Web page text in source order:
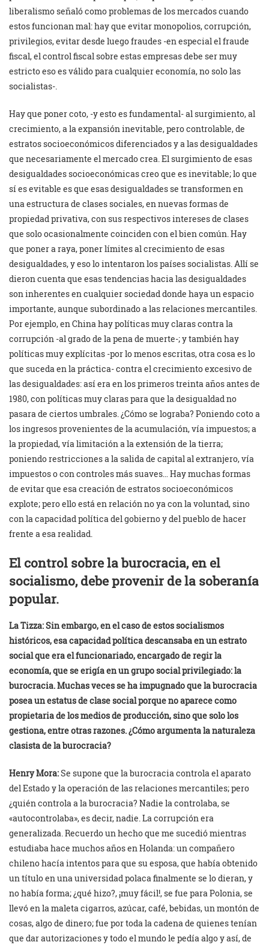
liberalismo señaló como problemas de los mercados cuando
estos funcionan mal: hay que evitar monopolios, corrupción,
privilegios, evitar desde luego fraudes -en especial el fraude
fiscal, el control fiscal sobre estas empresas debe ser muy
estricto eso es válido para cualquier economía, no solo las
socialistas-.
Hay que poner coto, -y esto es fundamental- al surgimiento, al
crecimiento, a la expansión inevitable, pero controlable, de
estratos socioeconómicos diferenciados y a las desigualdades
que necesariamente el mercado crea. El surgimiento de esas
desigualdades socioeconómicas creo que es inevitable; lo que
sí es evitable es que esas desigualdades se transformen en
una estructura de clases sociales, en nuevas formas de
propiedad privativa, con sus respectivos intereses de clases
que solo ocasionalmente coinciden con el bien común. Hay
que poner a raya, poner límites al crecimiento de esas
desigualdades, y eso lo intentaron los países socialistas. Allí se
dieron cuenta que esas tendencias hacia las desigualdades
son inherentes en cualquier sociedad donde haya un espacio
importante, aunque subordinado a las relaciones mercantiles.
Por ejemplo, en China hay políticas muy claras contra la
corrupción -al grado de la pena de muerte-; y también hay
políticas muy explícitas -por lo menos escritas, otra cosa es lo
que suceda en la práctica- contra el crecimiento excesivo de
las desigualdades: así era en los primeros treinta años antes de
1980, con políticas muy claras para que la desigualdad no
pasara de ciertos umbrales. ¿Cómo se lograba? Poniendo coto a
los ingresos provenientes de la acumulación, vía impuestos; a
la propiedad, vía limitación a la extensión de la tierra;
poniendo restricciones a la salida de capital al extranjero, vía
impuestos o con controles más suaves… Hay muchas formas
de evitar que esa creación de estratos socioeconómicos
explote; pero ello está en relación no ya con la voluntad, sino
con la capacidad política del gobierno y del pueblo de hacer
frente a esa realidad.
El control sobre la burocracia, en el
socialismo, debe provenir de la soberanía
popular.
La Tizza:Sin embargo, en el caso de estos socialismos
históricos, esa capacidad política descansaba en un estrato
social que era el funcionariado, encargado de regir la
economía, que se erigía en un grupo social privilegiado: la
burocracia. Muchas veces se ha impugnado que la burocracia
posea un estatus de clase social porque no aparece como
propietaria de los medios de producción, sino que solo los
gestiona, entre otras razones. ¿Cómo argumenta la naturaleza
clasista de la burocracia?
Henry Mora:Se supone que la burocracia controla el aparato
del Estado y la operación de las relaciones mercantiles; pero
¿quién controla a la burocracia? Nadie la controlaba, se
«autocontrolaba», es decir, nadie. La corrupción era
generalizada. Recuerdo un hecho que me sucedió mientras
estudiaba hace muchos años en Holanda: un compañero
chileno hacía intentos para que su esposa, que había obtenido
un título en una universidad polaca finalmente se lo dieran, y
no había forma; ¿qué hizo?, ¡muy fácil!, se fue para Polonia, se
llevó en la maleta cigarros, azúcar, café, bebidas, un montón de
cosas, algo de dinero; fue por toda la cadena de quienes tenían
que dar autorizaciones y todo el mundo le pedía algo y así, de